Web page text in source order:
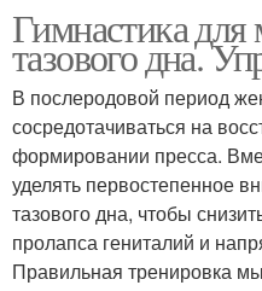
Гимнастика
тазового дна.
В послеродовой период
сосредотачиваться на
формировании пресса.
уделять первостепенное
тазового дна, чтобы
пролапса гениталий и
Правильная тренировка